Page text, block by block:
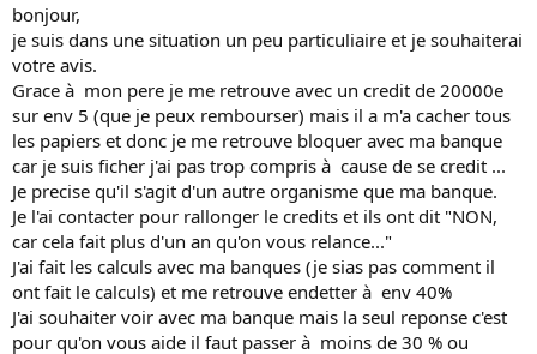
bonjour,
je suis dans une situation un peu particuliaire et je souhaiterai
votre avis.
Grace à mon pere je me retrouve avec un credit de 20000e
sur env 5 (que je peux rembourser) mais il a m'a cacher tous
les papiers et donc je me retrouve bloquer avec ma banque
car je suis ficher j'ai pas trop compris à cause de se credit ...
Je precise qu'il s'agit d'un autre organisme que ma banque.
Je l'ai contacter pour rallonger le credits et ils ont dit "NON,
car cela fait plus d'un an qu'on vous relance..."
J'ai fait les calculs avec ma banques (je sias pas comment il
ont fait le calculs) et me retrouve endetter à env 40%
J'ai souhaiter voir avec ma banque mais la seul reponse c'est
pour qu'on vous aide il faut passer à moins de 30 % ou